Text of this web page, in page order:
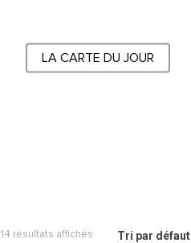
LA CARTE DU JOUR
Tri par défaut
14 résultats affichés